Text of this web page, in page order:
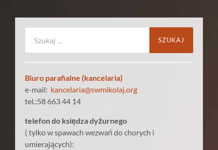
Biuro parafialne (kancelaria)
e-mail: kancelaria@swmikolaj.org
tel.:58 663 44 14
telefon do księdza dyżurnego
( tylko w spawach wezwań do chorych i
umierających):